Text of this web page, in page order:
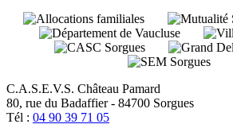
C.A.S.E.V.S. Château Pamard
80, rue du Badaffier - 84700 Sorgues
Tél : 04 90 39 71 05